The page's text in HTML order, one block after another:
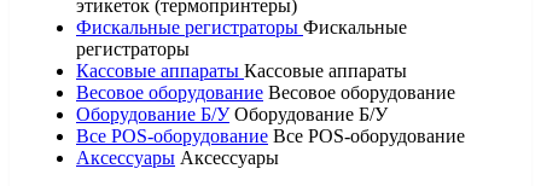
этикеток (термопринтеры)
Фискальные регистраторы Фискальные
регистраторы
Кассовые аппараты Кассовые аппараты
Весовое оборудование Весовое оборудование
Оборудование Б/У Оборудование Б/У
Все POS-оборудование Все POS-оборудование
Аксессуары Аксессуары